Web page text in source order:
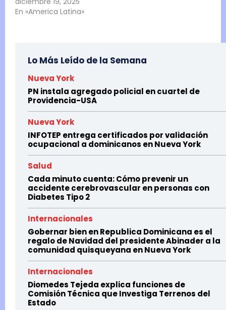
En «America Latina»
Lo Más Leído de la Semana
Nueva York
PN instala agregado policial en cuartel de
Providencia-USA
Nueva York
INFOTEP entrega certificados por validación
ocupacional a dominicanos en Nueva York
Salud
Cada minuto cuenta: Cómo prevenir un
accidente cerebrovascular en personas con
Diabetes Tipo 2
Internacionales
Gobernar bien en Republica Dominicana es el
regalo de Navidad del presidente Abinader a la
comunidad quisqueyana en Nueva York
Internacionales
Diomedes Tejeda explica funciones de
Comisión Técnica que Investiga Terrenos del
Estado